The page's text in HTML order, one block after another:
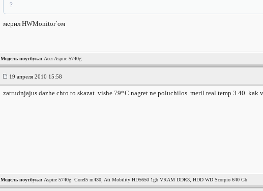
?
мерил HWMonitor`ом
Модель ноутбука:Acer Aspire 5740g
19 апреля 2010 15:58
zatrudnjajus dazhe chto to skazat. vishe 79*C nagret ne poluchilos. meril real temp 3.40.
Модель ноутбука:Aspire 5740g: CoreI5 m430, Ati Mobility HD5650 1gb VRAM DDR3, HDD WD Scorpio 640 Gb